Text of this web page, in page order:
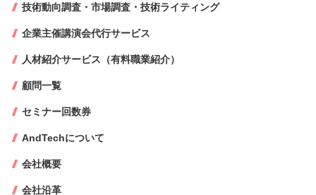
技術動向調査・市場調査・技術ライティング
企業主催講演会代行サービス
人材紹介サービス（有料職業紹介）
顧問一覧
セミナー回数券
AndTechについて
会社概要
会社沿革